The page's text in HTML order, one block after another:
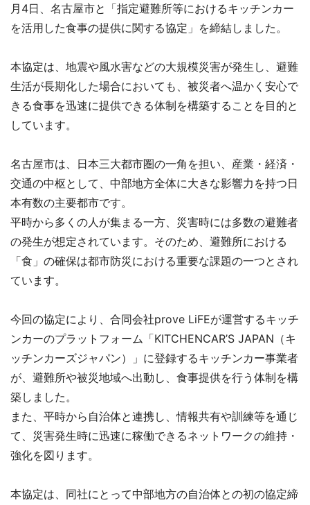
月4日、名古屋市と「指定避難所等におけるキッチンカー
を活用した食事の提供に関する協定」を締結しました。
本協定は、地震や風水害などの大規模災害が発生し、避難
生活が長期化した場合においても、被災者へ温かく安心で
きる食事を迅速に提供できる体制を構築することを目的と
しています。
名古屋市は、日本三大都市圏の一角を担い、産業・経済・
交通の中枢として、中部地方全体に大きな影響力を持つ日
本有数の主要都市です。
平時から多くの人が集まる一方、災害時には多数の避難者
の発生が想定されています。そのため、避難所における
「食」の確保は都市防災における重要な課題の一つとされ
ています。
今回の協定により、合同会社prove LiFEが運営するキッチ
ンカーのプラットフォーム「KITCHENCAR’S JAPAN（キ
ッチンカーズジャパン）」に登録するキッチンカー事業者
が、避難所や被災地域へ出動し、食事提供を行う体制を構
築しました。
また、平時から自治体と連携し、情報共有や訓練等を通じ
て、災害発生時に迅速に稼働できるネットワークの維持・
強化を図ります。
本協定は、同社にとって中部地方の自治体との初の協定締